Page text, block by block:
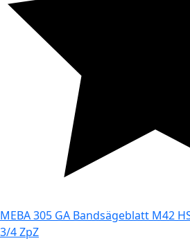
MEBA 305 GA Bandsägeblatt M42
3/4 ZpZ